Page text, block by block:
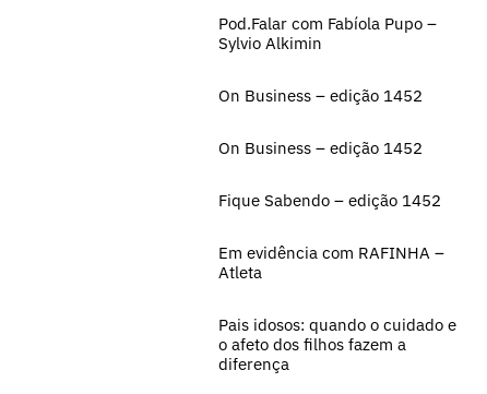
Pod.Falar com Fabíola Pupo –
Sylvio Alkimin
On Business – edição 1452
On Business – edição 1452
Fique Sabendo – edição 1452
Em evidência com RAFINHA –
Atleta
Pais idosos: quando o cuidado e
o afeto dos filhos fazem a
diferença